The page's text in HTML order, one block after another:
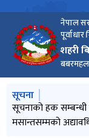
नेपाल
शहरी
मुख्य नेभिगेसनमा जानुहोस्
सूचना
Pre-bid Querries
सूचनाको हक
मसान्तसम्मको
प्रस्ताव स्वीकृतिको
आर्थिक प्रस्ताव
Re-invitation for
Electronic